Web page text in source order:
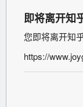
即将离开知
您即将离开知
https://